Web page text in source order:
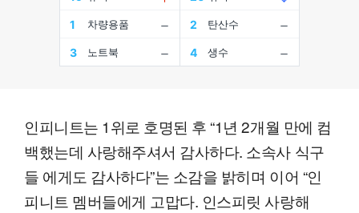
인피니트는 1위로 호명된 후 “1년 2개월 만에 컴
백했는데 사랑해주셔서 감사하다. 소속사 식구
들 에게도 감사하다”는 소감을 밝히며 이어 “인
피니트 멤버들에게 고맙다. 인스피릿 사랑해